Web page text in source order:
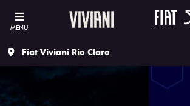
MENU
Fiat Viviani Rio Claro